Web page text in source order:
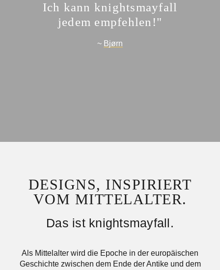
Ich kann knightsmayfall
jedem empfehlen!"
~ Bjørn
DESIGNS, INSPIRIERT
VOM MITTELALTER.
Das ist knightsmayfall.
Als Mittelalter wird die Epoche in der europäischen
Geschichte zwischen dem Ende der Antike und dem